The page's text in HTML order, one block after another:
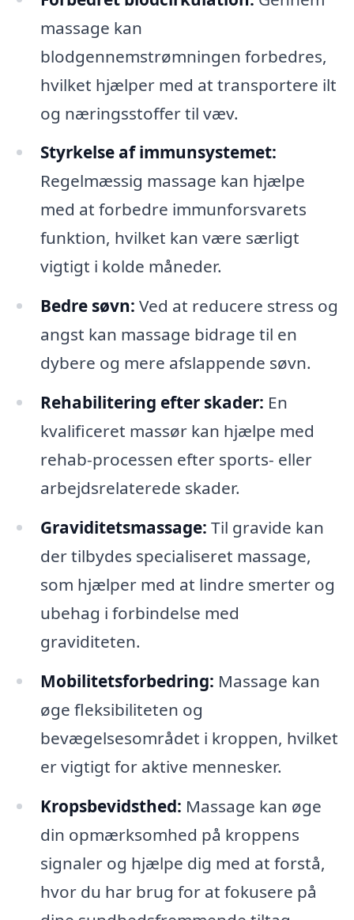
massage kan
blodgennemstrømningen forbedres,
hvilket hjælper med at transportere ilt
og næringsstoffer til væv.
Styrkelse af immunsystemet:
Regelmæssig massage kan hjælpe
med at forbedre immunforsvarets
funktion, hvilket kan være særligt
vigtigt i kolde måneder.
Bedre søvn: Ved at reducere stress og
angst kan massage bidrage til en
dybere og mere afslappende søvn.
Rehabilitering efter skader: En
kvalificeret massør kan hjælpe med
rehab-processen efter sports- eller
arbejdsrelaterede skader.
Graviditetsmassage: Til gravide kan
der tilbydes specialiseret massage,
som hjælper med at lindre smerter og
ubehag i forbindelse med
graviditeten.
Mobilitetsforbedring: Massage kan
øge fleksibiliteten og
bevægelsesområdet i kroppen, hvilket
er vigtigt for aktive mennesker.
Kropsbevidsthed: Massage kan øge
din opmærksomhed på kroppens
signaler og hjælpe dig med at forstå,
hvor du har brug for at fokusere på